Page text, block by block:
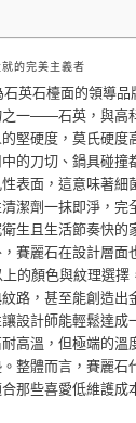
的完美主義者
英石檯面的領導
之一——石英，與高
堅硬度，莫氏硬度
的刀切、鍋具碰撞
表面，這意味著細
潔劑一抹即淨，完
生且生活節奏快的
賽麗石在設計層面
的顏色與紋理選擇
路，甚至能創造出
設計師能輕鬆達成
高溫，但極端的溫
整體而言，賽麗石
那些喜愛低維護成